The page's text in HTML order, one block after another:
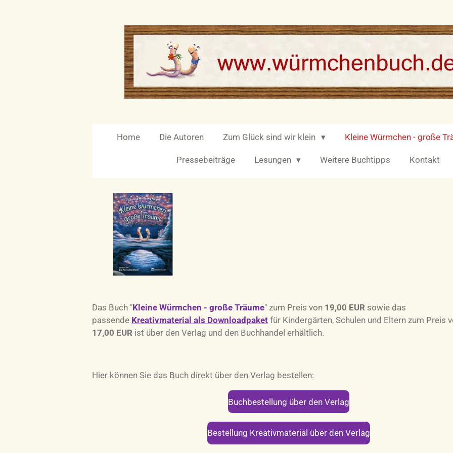
Home Die Autoren Zum Glück sind wir klein Kleine Würmchen - große
Pressebeiträge Lesungen Weitere Buchtipps Kontakt
Das Buch "Kleine Würmchen - große Träume" zum Preis von 19,00 EUR sowie das
passende Kreativmaterial als Downloadpaket für Kindergärten, Schulen und Eltern zum Preis
17,00 EUR ist über den Verlag und den Buchhandel erhältlich.
Hier können Sie das Buch direkt über den Verlag bestellen:
Buchbestellung über den Verlag
Bestellung Kreativmaterial über den Verlag